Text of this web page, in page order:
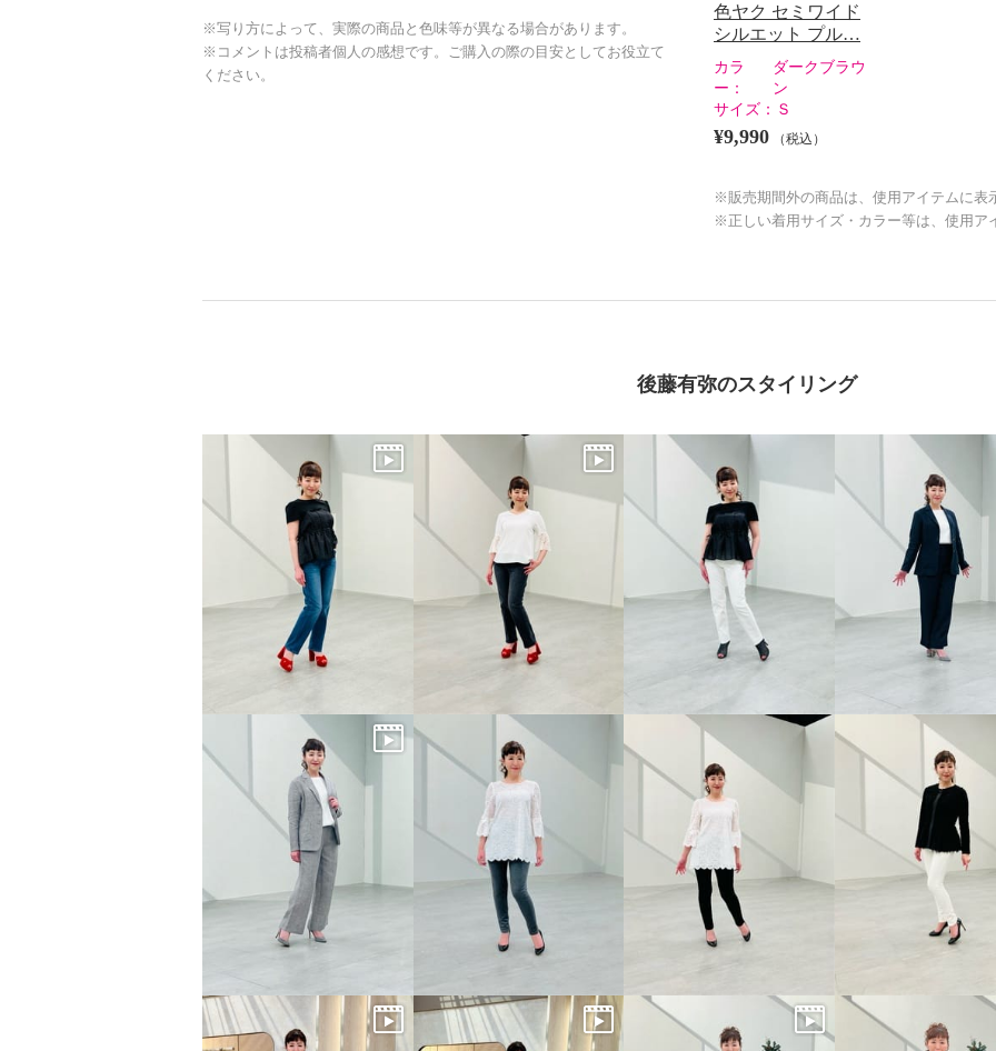
※写り方によって、実際の商品と色味等が異なる場合があります。
※コメントは投稿者個人の感想です。ご購入の際の目安としてお役立て
ください。
色ヤク セミワイド
シルエット プル…
カラ
ー：
ダークブラウ
ン
サイズ： Ｓ
¥9,990 （税込）
※販売期間外の商品は、使用アイテムに表
※正しい着用サイズ・カラー等は、使用ア
後藤有弥のスタイリング